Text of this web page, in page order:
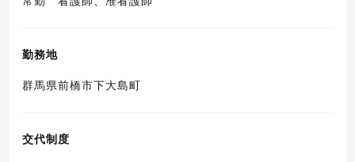
勤務地
群馬県前橋市下大島町
交代制度